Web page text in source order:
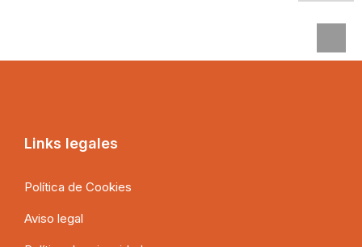
Links legales
Política de Cookies
Aviso legal